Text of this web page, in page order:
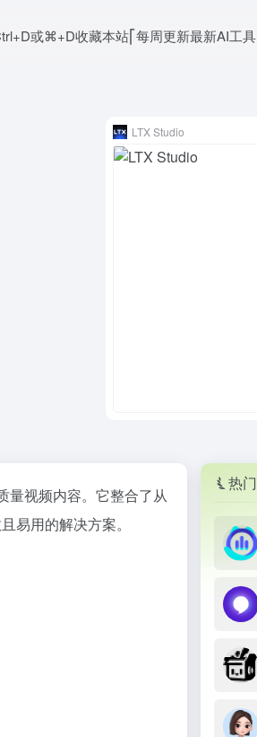
或⌘+D收藏本站⎡每周更新最新AI工具
LTX Studio
量视频内容。它整合了从
易用的解决方案。
热